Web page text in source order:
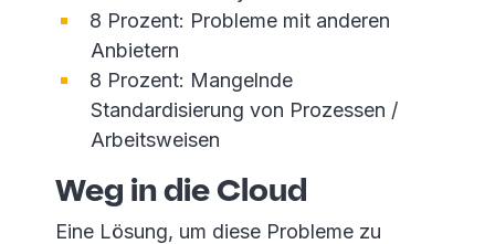
8 Prozent: Probleme mit anderen
Anbietern
8 Prozent: Mangelnde
Standardisierung von Prozessen /
Arbeitsweisen
Weg in die Cloud
Eine Lösung, um diese Probleme zu